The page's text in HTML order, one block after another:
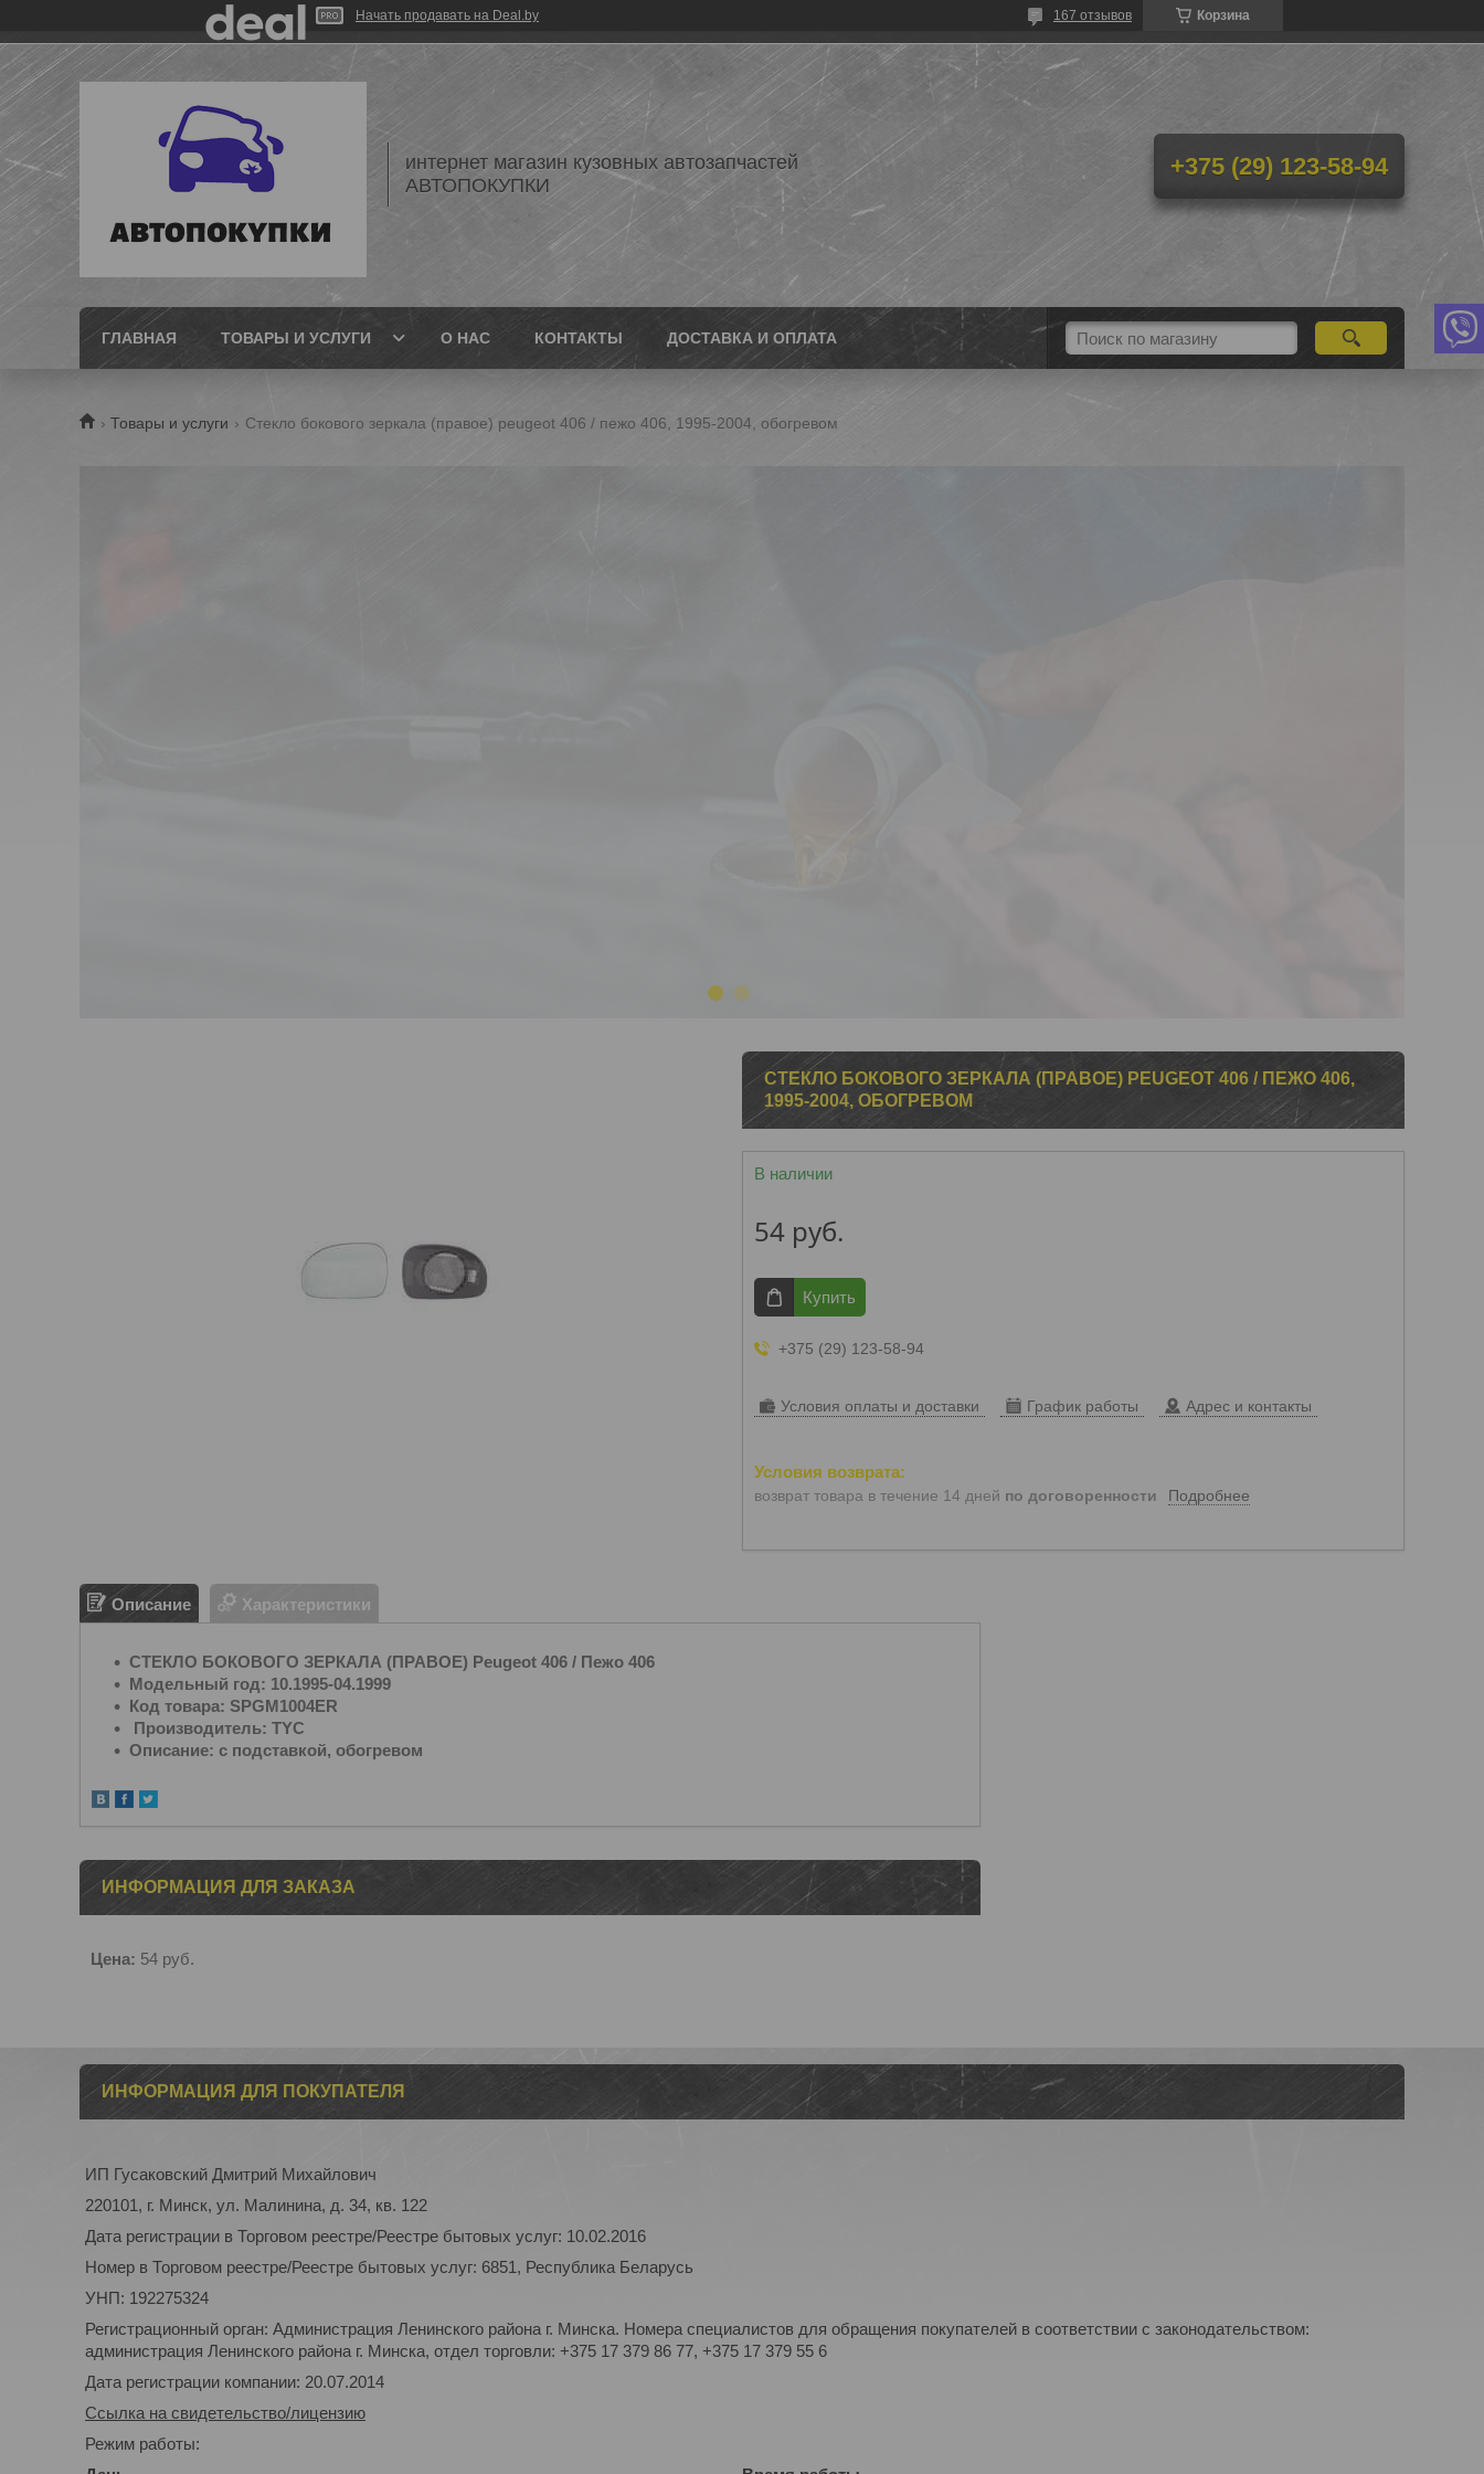
Начать продавать на Deal.by Корзина
167 отзывов
интернет магазин кузовных автозапчастей
АВТОПОКУПКИ
+375 (29) 123-58-94
ГЛАВНАЯ ТОВАРЫ И УСЛУГИ О НАС КОНТАКТЫ ДОСТАВКА И ОПЛАТА
Товары и услуги Стекло бокового зеркала (правое) peugeot 406 / пежо 406, 1995-2004, обогревом
СТЕКЛО БОКОВОГО ЗЕРКАЛА (ПРАВОЕ) PEUGEOT 406 / ПЕЖО 406,
1995-2004, ОБОГРЕВОМ
В наличии
54 руб.
Купить
+375 (29) 123-58-94
Условия оплаты и доставки График работы Адрес и контакты
возврат товара в течение 14 дней по договоренности Подробнее
Описание Характеристики
СТЕКЛО БОКОВОГО ЗЕРКАЛА (ПРАВОЕ) Peugeot 406 / Пежо 406
Модельный год: 10.1995-04.1999
Код товара: SPGM1004ER
Производитель: TYC
Описание: с подставкой, обогревом
ИНФОРМАЦИЯ ДЛЯ ЗАКАЗА
Цена: 54 руб.
ИНФОРМАЦИЯ ДЛЯ ПОКУПАТЕЛЯ
ИП Гусаковский Дмитрий Михайлович
220101, г. Минск, ул. Малинина, д. 34, кв. 122
Дата регистрации в Торговом реестре/Реестре бытовых услуг: 10.02.2016
Номер в Торговом реестре/Реестре бытовых услуг: 6851, Республика Беларусь
УНП: 192275324
Регистрационный орган: Администрация Ленинского района г. Минска. Номера специалистов для обращения покупателей в соответствии с законодательством:
администрация Ленинского района г. Минска, отдел торговли: +375 17 379 86 77, +375 17 379 55 6
Дата регистрации компании: 20.07.2014
Ссылка на свидетельство/лицензию
Режим работы: